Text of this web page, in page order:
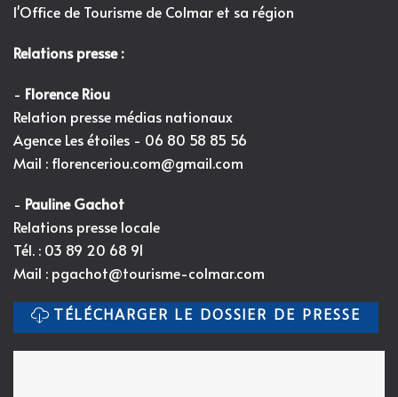
l'Office de Tourisme de Colmar et sa région
Relations presse :
- Florence Riou
Relation presse médias nationaux
Agence Les étoiles - 06 80 58 85 56
Mail : florenceriou.com@gmail.com
- Pauline Gachot
Relations presse locale
Tél. : 03 89 20 68 91
Mail : pgachot@tourisme-colmar.com
TÉLÉCHARGER LE DOSSIER DE PRESSE